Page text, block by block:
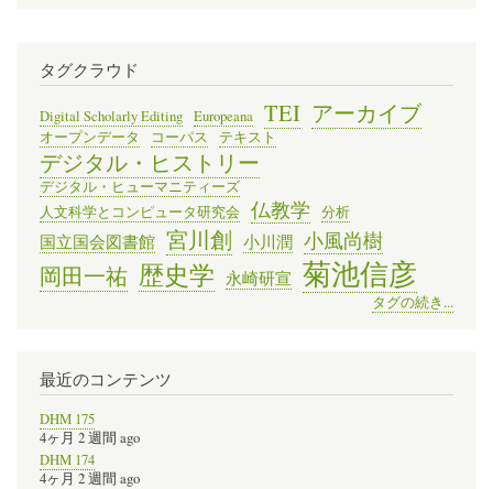
タグクラウド
Digital Scholarly Editing Europeana TEI アーカイブ
オープンデータ コーパス テキスト
デジタル・ヒストリー
デジタル・ヒューマニティーズ
人文科学とコンピュータ研究会
仏教学 分析
国立国会図書館 宮川創 小川潤 小風尚樹
岡田一祐 歴史学 永崎研宣 菊池信彦
タグの続き...
最近のコンテンツ
DHM 175
4ヶ月 2 週間 ago
DHM 174
4ヶ月 2 週間 ago